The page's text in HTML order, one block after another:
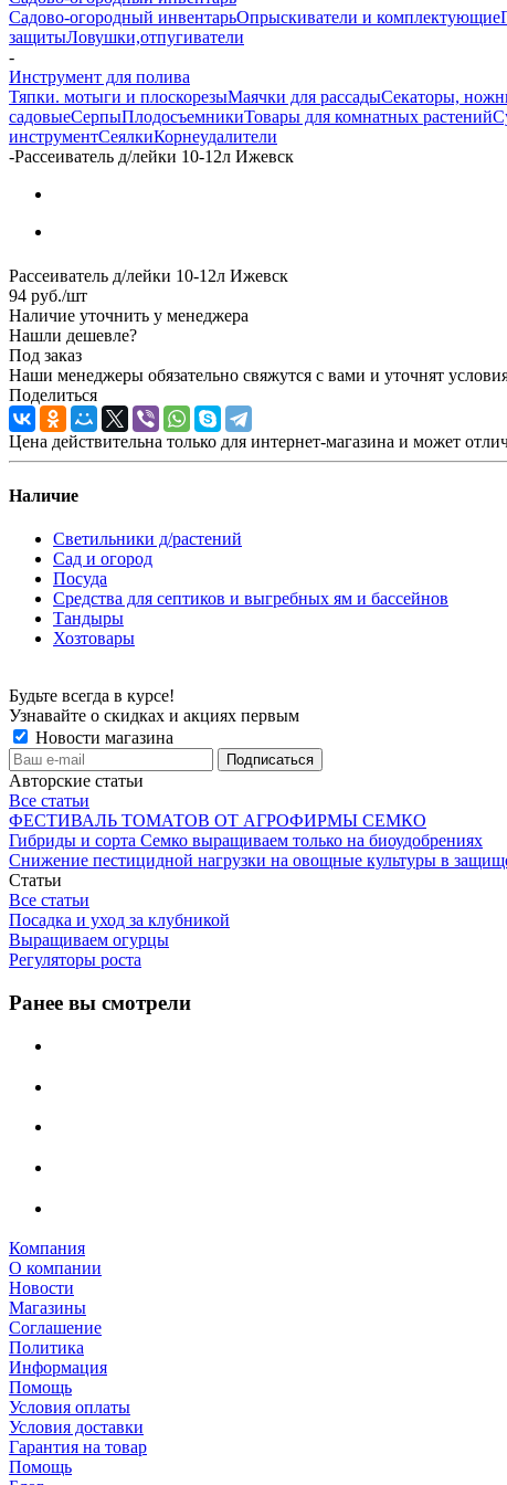
Садово-огородный инвентарьОпрыскиватели и комплектующие
защитыЛовушки,отпугиватели
-
Инструмент для полива
Тяпки. мотыги и плоскорезыМаячки для рассадыСекаторы,
садовыеСерпыПлодосъемникиТовары для комнатных растений
инструментСеялкиКорнеудалители
-Рассеиватель д/лейки 10-12л Ижевск
Рассеиватель д/лейки 10-12л Ижевск
94 руб./шт
Наличие уточнить у менеджера
Нашли дешевле?
Под заказ
Наши менеджеры обязательно свяжутся с вами и уточнят условия
Поделиться
Цена действительна только для интернет-магазина и может
Наличие
Светильники д/растений
Сад и огород
Посуда
Средства для септиков и выгребных ям и бассейнов
Тандыры
Хозтовары
Будьте всегда в курсе!
Узнавайте о скидках и акциях первым
Новости магазина
Авторские статьи
Все статьи
ФЕСТИВАЛЬ ТОМАТОВ ОТ АГРОФИРМЫ СЕМКО
Гибриды и сорта Семко выращиваем только на биоудобрениях
Снижение пестицидной нагрузки на овощные культуры в
Статьи
Все статьи
Посадка и уход за клубникой
Выращиваем огурцы
Регуляторы роста
Ранее вы смотрели
Компания
О компании
Новости
Магазины
Соглашение
Политика
Информация
Помощь
Условия оплаты
Условия доставки
Гарантия на товар
Помощь